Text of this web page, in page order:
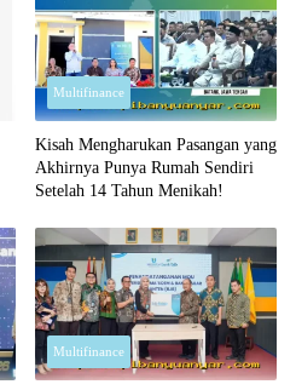
Multifinance
Kisah Mengharukan Pasangan yang
Akhirnya Punya Rumah Sendiri
Setelah 14 Tahun Menikah!
Multifinance